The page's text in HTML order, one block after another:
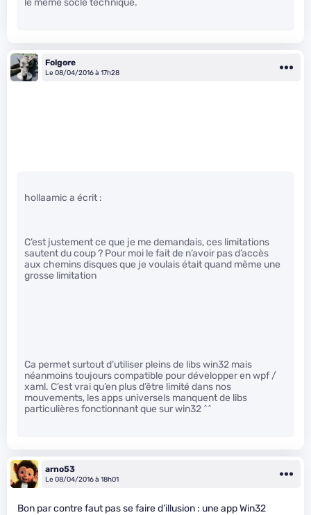
Folgore
Le 08/04/2016 à 17h28
hollaamic a écrit :
C’est justement ce que je me demandais, ces limitations
sautent du coup ? Pour moi le fait de n’avoir pas d’accès
aux chemins disques que je voulais était quand même une
grosse limitation
Ca permet surtout d’utiliser pleins de libs win32 mais
néanmoins toujours compatible pour développer en wpf /
xaml. C’est vrai qu’en plus d’être limité dans nos
mouvements, les apps universels manquent de libs
particulières fonctionnant que sur win32 ^^
arno53
Le 08/04/2016 à 18h01
Bon par contre faut pas se faire d’illusion : une app Win32